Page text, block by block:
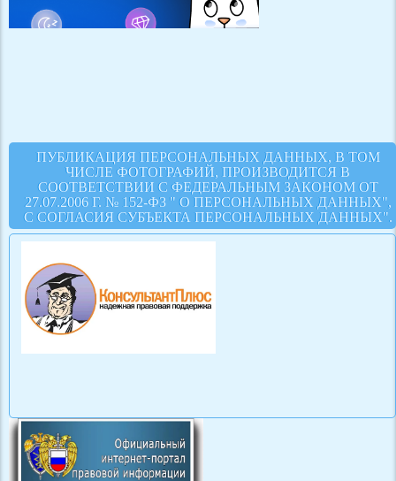
ПУБЛИКАЦИЯ ПЕРСОНАЛЬНЫХ ДАННЫХ, В ТОМ
ЧИСЛЕ ФОТОГРАФИЙ, ПРОИЗВОДИТСЯ В
СООТВЕТСТВИИ С ФЕДЕРАЛЬНЫМ ЗАКОНОМ ОТ
27.07.2006 Г. № 152-ФЗ " О ПЕРСОНАЛЬНЫХ ДАННЫХ",
С СОГЛАСИЯ СУБЪЕКТА ПЕРСОНАЛЬНЫХ ДАННЫХ".